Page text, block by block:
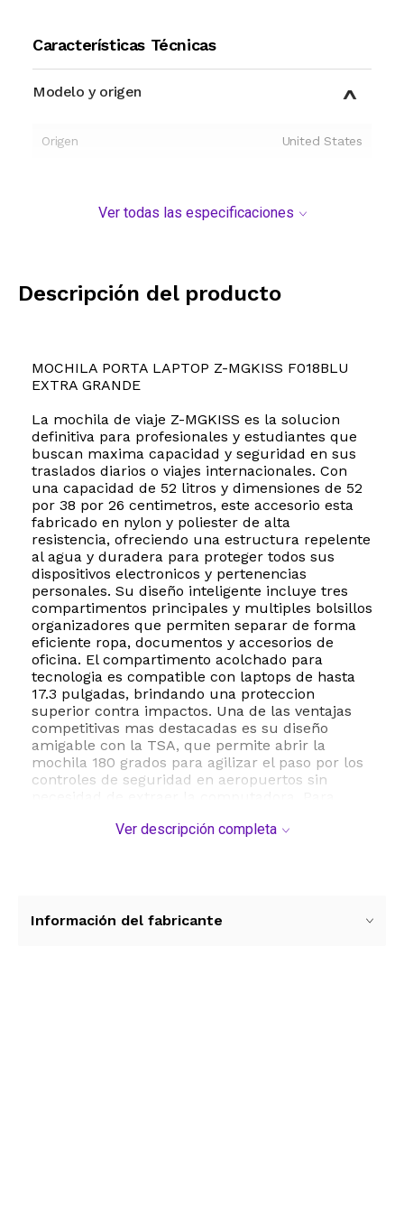
Características Técnicas
Modelo y origen
Origen United States
Ver todas las especificaciones
Descripción del producto
MOCHILA PORTA LAPTOP Z-MGKISS F018BLU
EXTRA GRANDE
La mochila de viaje Z-MGKISS es la solucion
definitiva para profesionales y estudiantes que
buscan maxima capacidad y seguridad en sus
traslados diarios o viajes internacionales. Con
una capacidad de 52 litros y dimensiones de 52
por 38 por 26 centimetros, este accesorio esta
fabricado en nylon y poliester de alta
resistencia, ofreciendo una estructura repelente
al agua y duradera para proteger todos sus
dispositivos electronicos y pertenencias
personales. Su diseño inteligente incluye tres
compartimentos principales y multiples bolsillos
organizadores que permiten separar de forma
eficiente ropa, documentos y accesorios de
oficina. El compartimento acolchado para
tecnologia es compatible con laptops de hasta
17.3 pulgadas, brindando una proteccion
superior contra impactos. Una de las ventajas
competitivas mas destacadas es su diseño
amigable con la TSA, que permite abrir la
mochila 180 grados para agilizar el paso por los
controles de seguridad en aeropuertos sin
cuenta con un panel trasero ergonomico con
dispositivos con bateria en todo momento y una
Ver descripción completa
Información del fabricante